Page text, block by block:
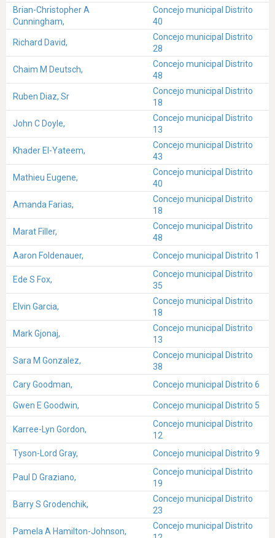
Brian-Christopher A
Cunningham,
Concejo municipal Distrito
40
Richard David,
Concejo municipal Distrito
28
Chaim M Deutsch,
Concejo municipal Distrito
48
Ruben Diaz, Sr
Concejo municipal Distrito
18
John C Doyle,
Concejo municipal Distrito
13
Khader El-Yateem,
Concejo municipal Distrito
43
Mathieu Eugene,
Concejo municipal Distrito
40
Amanda Farias,
Concejo municipal Distrito
18
Marat Filler,
Concejo municipal Distrito
48
Aaron Foldenauer,
Concejo municipal Distrito 1
Ede S Fox,
Concejo municipal Distrito
35
Elvin Garcia,
Concejo municipal Distrito
18
Mark Gjonaj,
Concejo municipal Distrito
13
Sara M Gonzalez,
Concejo municipal Distrito
38
Cary Goodman,
Concejo municipal Distrito 6
Gwen E Goodwin, Concejo municipal Distrito 5
Karree-Lyn Gordon,
Concejo municipal Distrito
12
Tyson-Lord Gray,
Concejo municipal Distrito 9
Paul D Graziano,
Concejo municipal Distrito
19
Barry S Grodenchik,
Concejo municipal Distrito
23
Pamela A Hamilton-Johnson,
Concejo municipal Distrito